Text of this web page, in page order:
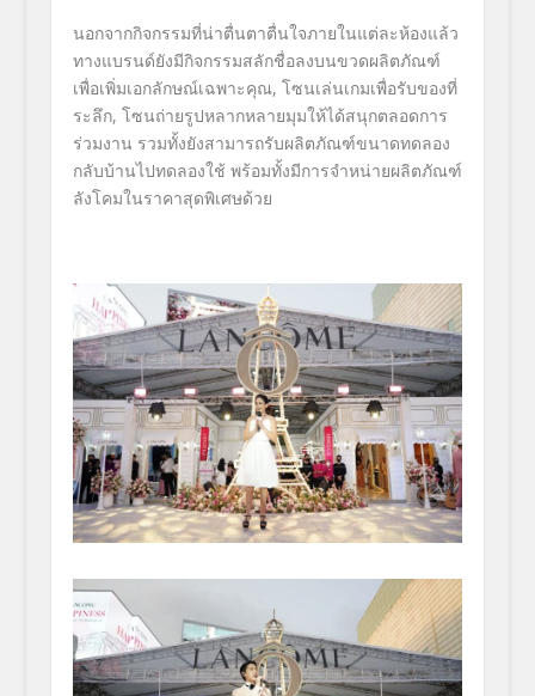
นอกจากกิจกรรมที่น่าตื่นตาตื่นใจภายในแต่ละห้องแล้ว
ทางแบรนด์ยังมีกิจกรรมสลักชื่อลงบนขวดผลิตภัณฑ์
เพื่อเพิ่มเอกลักษณ์เฉพาะคุณ, โซนเล่นเกมเพื่อรับของที่
ระลึก, โซนถ่ายรูปหลากหลายมุมให้ได้สนุกตลอดการ
ร่วมงาน รวมทั้งยังสามารถรับผลิตภัณฑ์ขนาดทดลอง
กลับบ้านไปทดลองใช้ พร้อมทั้งมีการจำหน่ายผลิตภัณฑ์
ลังโคมในราคาสุดพิเศษด้วย